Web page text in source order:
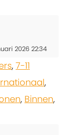
2026 22:34
, 7-11
,
, Binnen,